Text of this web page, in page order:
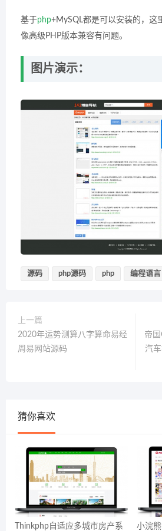
基于php+MySQL都是可以安装的，这
像高级PHP版本兼容有问题。
图片演示：
源码 php源码 php 编程语言
上一篇
2020年运势测算八字算命易经
周易网站源码
帝国
汽
猜你喜欢
Thinkphp自适应多城市房产系
小浣